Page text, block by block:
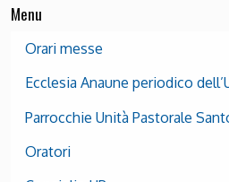
Menu
Orari messe
Ecclesia Anaune periodico
Parrocchie Unità Pastorale
Oratori